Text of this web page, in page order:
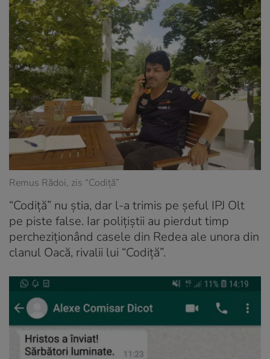
Remus Rădoi, zis “Codiţă”
“Codiţă” nu ştia, dar l-a trimis pe şeful IPJ Olt
pe piste false. Iar poliţiştii au pierdut timp
percheziţionând casele din Redea ale unora din
clanul Oacă, rivalii lui “Codiţă”.